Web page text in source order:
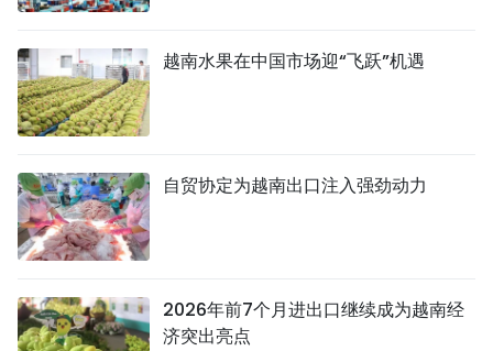
越南水果在中国市场迎“飞跃”机遇
自贸协定为越南出口注入强劲动力
2026年前7个月进出口继续成为越南经
济突出亮点